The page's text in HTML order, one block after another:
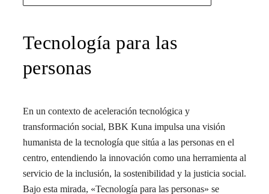
Tecnología para las
personas
En un contexto de aceleración tecnológica y
transformación social, BBK Kuna impulsa una visión
humanista de la tecnología que sitúa a las personas en el
centro, entendiendo la innovación como una herramienta al
servicio de la inclusión, la sostenibilidad y la justicia social.
Bajo esta mirada, «Tecnología para las personas» se